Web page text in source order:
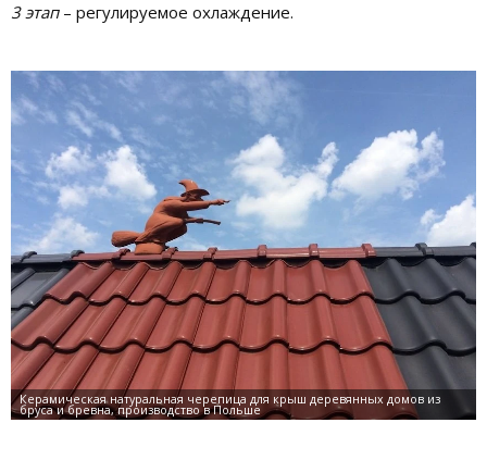
3 этап– регулируемое охлаждение.